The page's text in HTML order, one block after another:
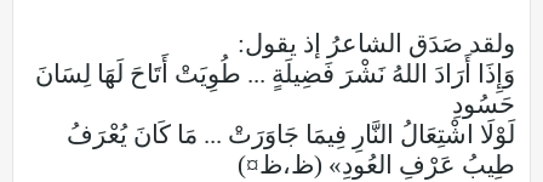
ولقد صَدَق الشاعرُ إذ يقول:
وَإِذَا أَرَادَ اللهُ نَشْرَ فَضِيلَةٍ ... طُوِيَتْ أَتَاحَ لَهَا لِسَانَ
حَسُودِ
لَوْلَا اشْتِعَالُ النَّارِ فِيمَا جَاوَرَتْ ... مَا كَانَ يُعْرَفُ
طِيبُ عَرْفِ العُودِ» (ظ،ظ¤)